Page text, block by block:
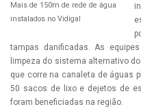
Mais de 150m de rede de água
instalados no Vidigal
tampas danificadas. As
limpeza do sistema alternativo
que corre na canaleta de águas
50 sacos de lixo e dejetos de
foram beneficiadas na região.